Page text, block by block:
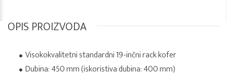
OPIS PROIZVODA
Visokokvalitetni standardni 19-inčni rack kofer
Dubina: 450 mm (iskoristiva dubina: 400 mm)